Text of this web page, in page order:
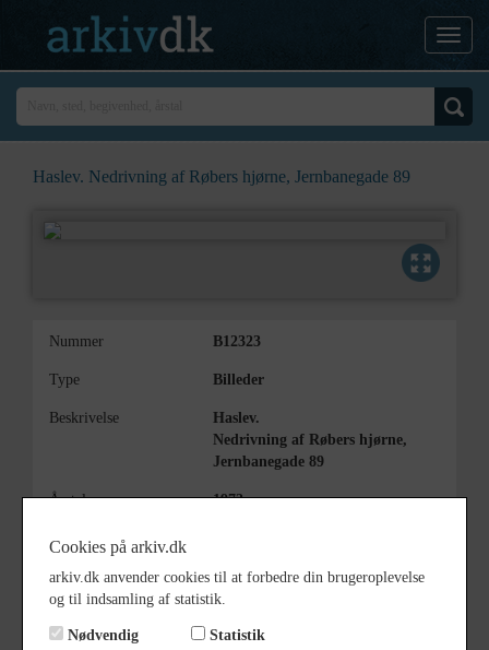
Haslev. Nedrivning af Røbers hjørne, Jernbanegade 89
Nummer B12323
Type Billeder
Beskrivelse
Haslev.
Nedrivning af Røbers hjørne,
Jernbanegade 89
Årstal 1973
Dateringsnote
Fotograf Leo Grøndal
Cookies på arkiv.dk
arkiv.dk anvender cookies til at forbedre din brugeroplevelse
og til indsamling af statistik.
Nødvendig
Statistik